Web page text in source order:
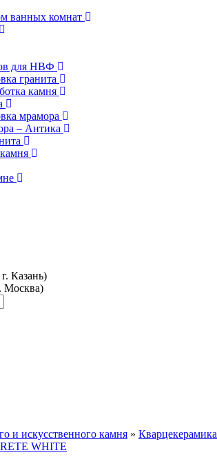
ванных комнат
для НВФ
гранита
камня
мрамора
– Антика
Казань)
Москва)
и искусственного камня » Кварцекерамика